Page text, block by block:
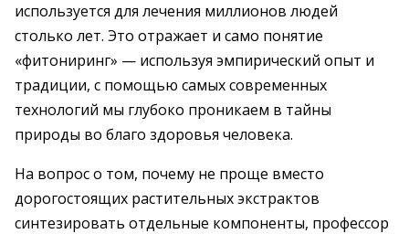
используется для лечения миллионов людей
столько лет. Это отражает и само понятие
«фитониринг» — используя эмпирический опыт и
традиции, с помощью самых современных
технологий мы глубоко проникаем в тайны
природы во благо здоровья человека.
На вопрос о том, почему не проще вместо
дорогостоящих растительных экстрактов
синтезировать отдельные компоненты, профессор